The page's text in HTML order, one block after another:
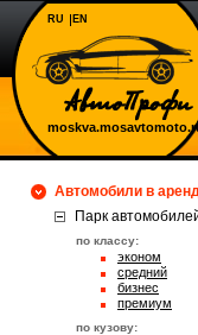
RU EN
Автомобили в
Парк
по классу:
эконом
средний
бизнес
премиум
по кузову: